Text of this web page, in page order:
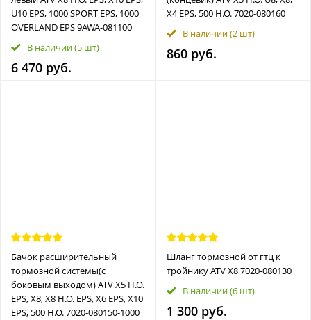
U10 EPS, 1000 SPORT EPS, 1000
OVERLAND EPS 9AWA-081100
В наличии(5 шт)
6 470 руб.
X4 EPS, 500 H.O. 7020-080160
В наличии(2 шт)
860 руб.
Бачoк pаcшиpительный
тормозной сиcтемы(c
бокoвым выхoдом) ATV X5 H.O.
EPS, X8, X8 H.O. EPS, X6 EPS, X10
EPS, 500 H.O. 7020-080150-1000
Шланг тормозной от гтц к
тройнику ATV Х8 7020-080130
В наличии(6 шт)
1 300 руб.